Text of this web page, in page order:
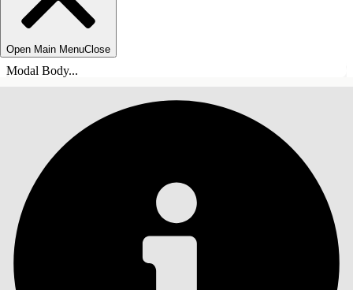
Open Main MenuClose
Modal Body...
SISÄLLYSLUETTELO